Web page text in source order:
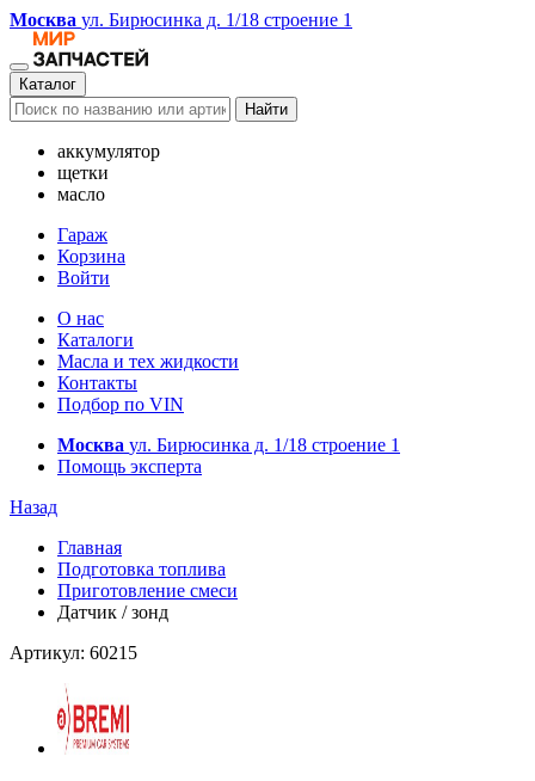
Москва ул. Бирюсинка д. 1/18 строение 1
Каталог
Найти
аккумулятор
щетки
масло
Гараж
Корзина
Войти
О нас
Каталоги
Масла и тех жидкости
Контакты
Подбор по VIN
Москва ул. Бирюсинка д. 1/18 строение 1
Помощь эксперта
Назад
Главная
Подготовка топлива
Приготовление смеси
Датчик / зонд
Артикул: 60215